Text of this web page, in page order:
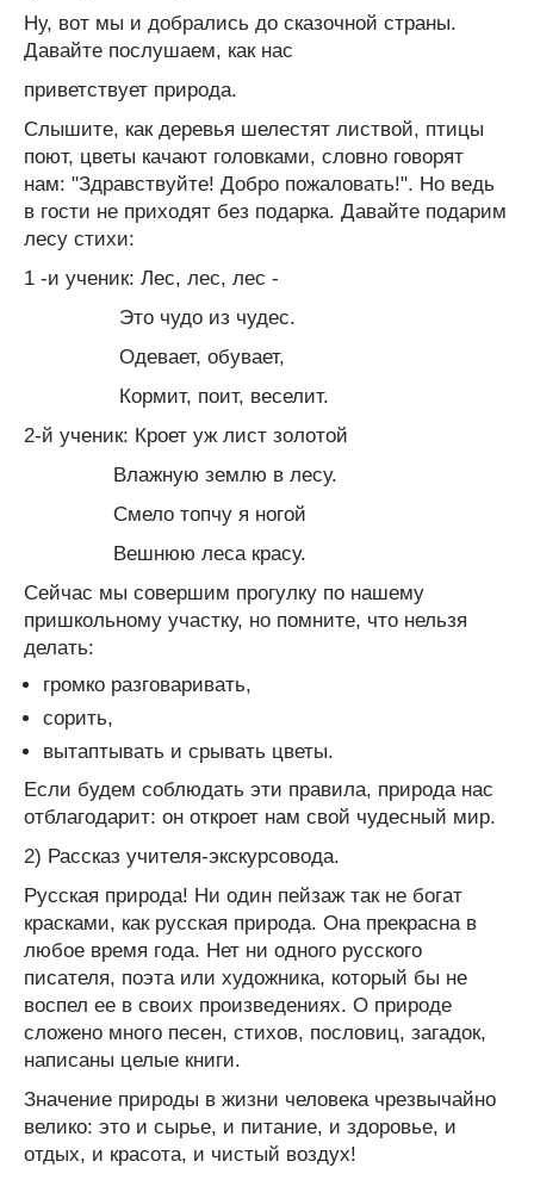
Ну, вот мы и добрались до сказочной страны.
Давайте послушаем, как нас
приветствует природа.
Слышите, как деревья шелестят листвой, птицы
поют, цветы качают голов­ками, словно говорят
нам: "Здравствуйте! Добро пожаловать!". Но ведь
в гос­ти не приходят без подарка. Давайте подарим
лесу стихи:
1 -и ученик: Лес, лес, лес -
Это чудо из чудес.
Одевает, обувает,
Кормит, поит, веселит.
2-й ученик: Кроет уж лист золотой
Влажную землю в лесу.
Смело топчу я ногой
Вешнюю леса красу.
Сейчас мы совершим прогулку по нашему
пришкольному участку, но помните, что нельзя
делать:
громко разговаривать,
сорить,
вытаптывать и срывать цветы.
Если будем соблюдать эти правила, природа нас
отблагодарит: он откроет нам свой чудесный мир.
2) Рассказ учителя-экскурсовода.
Русская природа! Ни один пейзаж так не богат
красками, как русская природа. Она прекрасна в
любое время года. Нет ни одного русского
писателя, поэта или художника, который бы не
воспел ее в своих произведениях. О природе
сложено много песен, стихов, пословиц, загадок,
написаны целые книги.
Значение природы в жизни человека чрезвычайно
велико: это и сырье, и пита­ние, и здоровье, и
отдых, и красота, и чистый воздух!